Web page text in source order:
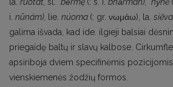
i. nūnam), lie. nuoma (: gr. νωμάω), la. sieva
galima išvada, kad ide. ilgieji balsiai
priegaidę baltų ir slavų kalbose.
apsiriboja dviem specifinėmis
vienskiemenės žodžių formos.